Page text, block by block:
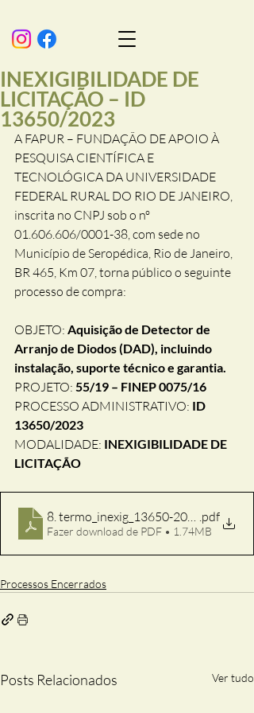
INEXIGIBILIDADE DE
LICITAÇÃO – ID
13650/2023
A FAPUR – FUNDAÇÃO DE APOIO À
PESQUISA CIENTÍFICA E
TECNOLÓGICA DA UNIVERSIDADE
FEDERAL RURAL DO RIO DE JANEIRO,
inscrita no CNPJ sob o nº
01.606.606/0001-38, com sede no
Município de Seropédica, Rio de Janeiro,
BR 465, Km 07, torna público o seguinte
processo de compra:
OBJETO: Aquisição de Detector de
Arranjo de Diodos (DAD), incluindo
instalação, suporte técnico e garantia.
PROJETO: 55/19 – FINEP 0075/16
PROCESSO ADMINISTRATIVO: ID
13650/2023
MODALIDADE: INEXIGIBILIDADE DE
LICITAÇÃO
8. termo_inexig_13650-2023_assinado
.pdf
Fazer download de PDF • 1.74MB
Processos Encerrados
Posts Relacionados Ver tudo